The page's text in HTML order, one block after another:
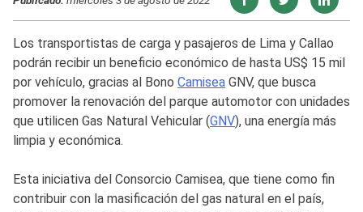
Los transportistas de carga y pasajeros de Lima y Callao
podrán recibir un beneficio económico de hasta US$ 15 mil
por vehículo, gracias al Bono Camisea GNV, que busca
promover la renovación del parque automotor con unidades
que utilicen Gas Natural Vehicular (GNV), una energía más
limpia y económica.
Esta iniciativa del Consorcio Camisea, que tiene como fin
contribuir con la masificación del gas natural en el país,